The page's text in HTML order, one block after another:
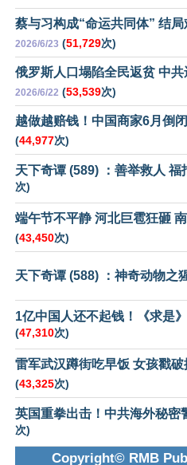
蔡与习构成“命运共同体” 结
2026/6/23 (51,729次)
俄罗斯人口塌陷全民返贫 中共
2026/6/22 (53,539次)
越做越赔钱！中国商家6月倒
(44,977次)
天下奇谭 (589) ：善举救人 福
次)
端午节不平静 河北巨雹狂砸
(43,450次)
天下奇谭 (588) ：神奇动物之
1亿中国人还不起钱！《求是
(47,310次)
雷军武汉蹲街吃早饭 女孩戳
(43,325次)
英国重拳出击！中共海外秘密
次)
Copyright© RMB